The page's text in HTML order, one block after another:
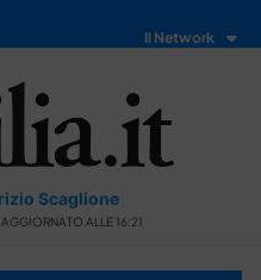
Il Network
Scaglione
ALLE 16:21